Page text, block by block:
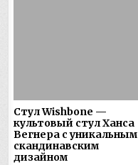
Стул Wishbone —
культовый стул Ханса
Вегнера с уникальным
скандинавским
дизайном